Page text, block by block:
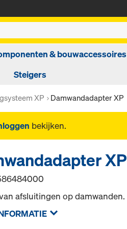
& bouwaccessoires
Steigers
XP Damwandadapter XP
bekijken.
XP
afsluitingen op damwanden.